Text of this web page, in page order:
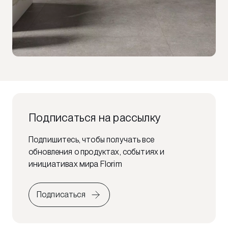
Подписаться на рассылку
Подпишитесь, чтобы получать все
обновления о продуктах, событиях и
инициативах мира Florim
Подписаться